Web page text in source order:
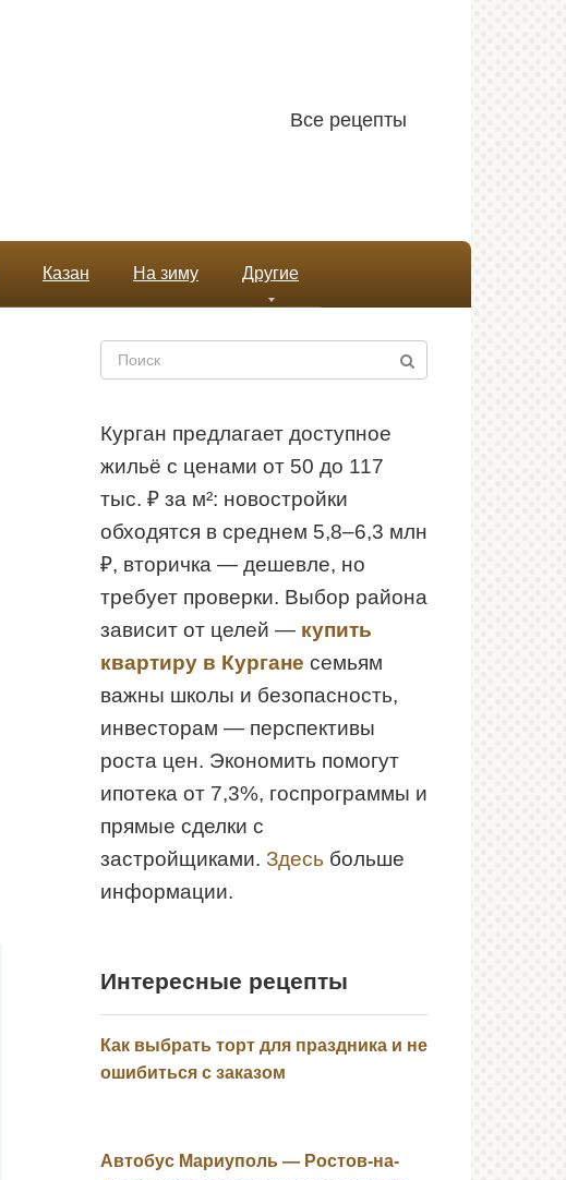
Все рецепты
Казан На зиму Другие
Поиск:
Курган предлагает доступное
жильё с ценами от 50 до 117
тыс. ₽ за м²: новостройки
обходятся в среднем 5,8–6,3 млн
₽, вторичка — дешевле, но
требует проверки. Выбор района
зависит от целей — купить
квартиру в Кургане семьям
важны школы и безопасность,
инвесторам — перспективы
роста цен. Экономить помогут
ипотека от 7,3%, госпрограммы и
прямые сделки с
застройщиками. Здесь больше
информации.
Интересные рецепты
Как выбрать торт для праздника и не
ошибиться с заказом
Автобус Мариуполь — Ростов-на-